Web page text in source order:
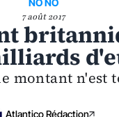
NO NO
7 août 2017
montant n'est
Atlantico Rédaction